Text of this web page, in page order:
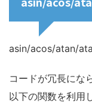
asin/acos/atan/
コードが冗長にな
以下の関数を利用